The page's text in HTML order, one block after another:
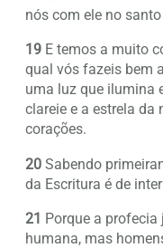
nós com ele no
19 E temos a muito
qual vós fazeis bem
uma luz que ilumina
clareie e a estrela da
corações.
20 Sabendo
da Escritura é de
21 Porque a
humana, mas